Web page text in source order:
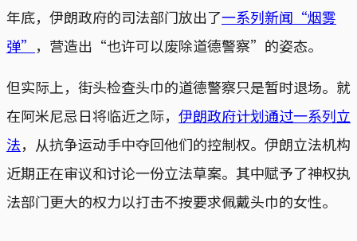
年底，伊朗政府的司法部门放出了一系列新闻“烟雾
弹” ，营造出“也许可以废除道德警察”的姿态。
但实际上，街头检查头巾的道德警察只是暂时退场。就
在阿米尼忌日将临近之际， 伊朗政府计划通过一系列立
法，从抗争运动手中夺回他们的控制权。伊朗立法机构
近期正在审议和讨论一份立法草案。其中赋予了神权执
法部门更大的权力以打击不按要求佩戴头巾的女性。